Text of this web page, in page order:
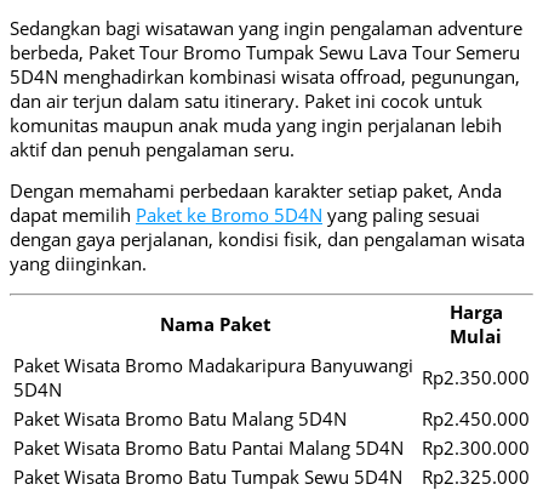
Sedangkan bagi wisatawan yang ingin pengalaman adventure
berbeda, Paket Tour Bromo Tumpak Sewu Lava Tour Semeru
5D4N menghadirkan kombinasi wisata offroad, pegunungan,
dan air terjun dalam satu itinerary. Paket ini cocok untuk
komunitas maupun anak muda yang ingin perjalanan lebih
aktif dan penuh pengalaman seru.
Dengan memahami perbedaan karakter setiap paket, Anda
dapat memilih Paket ke Bromo 5D4N yang paling sesuai
dengan gaya perjalanan, kondisi fisik, dan pengalaman wisata
yang diinginkan.
Nama Paket
Harga
Mulai
Paket Wisata Bromo Madakaripura Banyuwangi
5D4N
Rp2.350.000
Paket Wisata Bromo Batu Malang 5D4N
Rp2.450.000
Paket Wisata Bromo Batu Pantai Malang 5D4N
Rp2.300.000
Paket Wisata Bromo Batu Tumpak Sewu 5D4N
Rp2.325.000